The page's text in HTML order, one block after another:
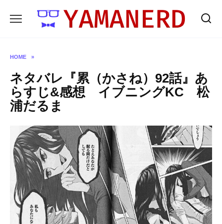
HOME »
ネタバレ『累（かさね）92話』あ
らすじ&感想 イブニングKC 松
浦だるま